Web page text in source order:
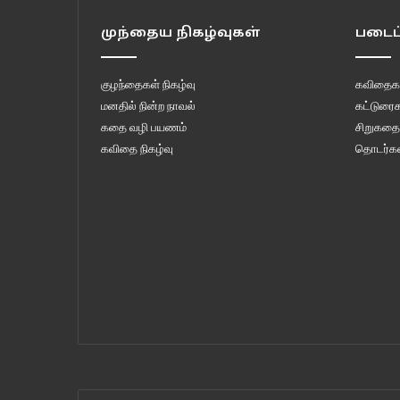
முந்தைய நிகழ்வுகள்
குழந்தைகள் நிகழ்வு
மனதில் நின்ற நாவல்
கதை வழி பயணம்
கவிதை நிகழ்வு